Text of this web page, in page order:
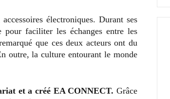
électroniques. Durant ses
pour faciliter les échanges entre les
que ces deux acteurs ont du
outre, la culture entourant le monde
et a créé EA CONNECT. Grâce